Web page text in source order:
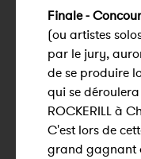
Finale -
(ou artistes
par le jury,
de se produire
qui se
ROCKERILL à
C'est lors de
grand gagnant